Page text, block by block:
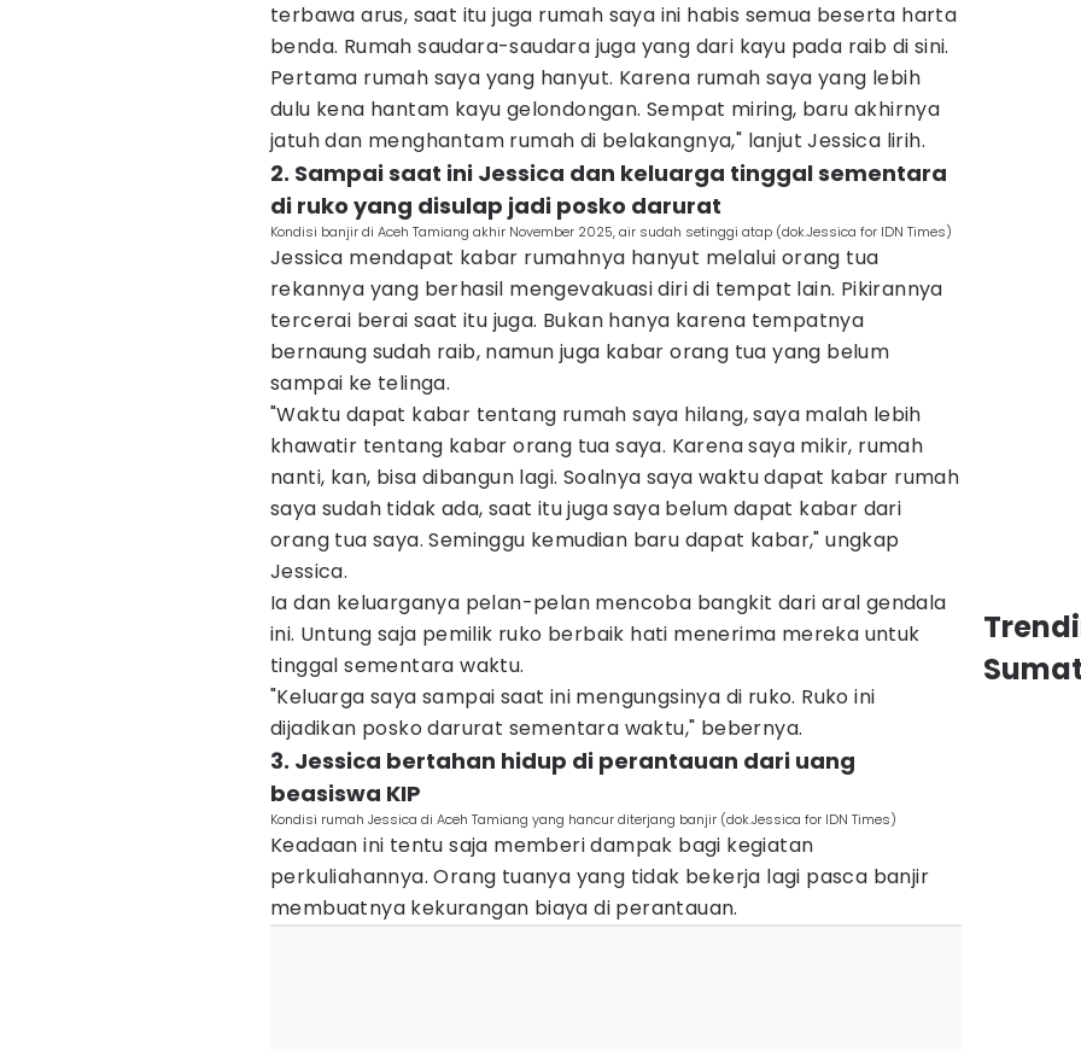
terbawa arus, saat itu juga rumah saya ini habis semua beserta harta
benda. Rumah saudara-saudara juga yang dari kayu pada raib di sini.
Pertama rumah saya yang hanyut. Karena rumah saya yang lebih
dulu kena hantam kayu gelondongan. Sempat miring, baru akhirnya
jatuh dan menghantam rumah di belakangnya," lanjut Jessica lirih.
2. Sampai saat ini Jessica dan keluarga tinggal sementara
di ruko yang disulap jadi posko darurat
Kondisi banjir di Aceh Tamiang akhir November 2025, air sudah setinggi atap (dok.Jessica for IDN Times)
Jessica mendapat kabar rumahnya hanyut melalui orang tua
rekannya yang berhasil mengevakuasi diri di tempat lain. Pikirannya
tercerai berai saat itu juga. Bukan hanya karena tempatnya
bernaung sudah raib, namun juga kabar orang tua yang belum
sampai ke telinga.
"Waktu dapat kabar tentang rumah saya hilang, saya malah lebih
khawatir tentang kabar orang tua saya. Karena saya mikir, rumah
nanti, kan, bisa dibangun lagi. Soalnya saya waktu dapat kabar rumah
saya sudah tidak ada, saat itu juga saya belum dapat kabar dari
orang tua saya. Seminggu kemudian baru dapat kabar," ungkap
Jessica.
Ia dan keluarganya pelan-pelan mencoba bangkit dari aral gendala
ini. Untung saja pemilik ruko berbaik hati menerima mereka untuk
tinggal sementara waktu.
"Keluarga saya sampai saat ini mengungsinya di ruko. Ruko ini
dijadikan posko darurat sementara waktu," bebernya.
3. Jessica bertahan hidup di perantauan dari uang
beasiswa KIP
Kondisi rumah Jessica di Aceh Tamiang yang hancur diterjang banjir (dok.Jessica for IDN Times)
Keadaan ini tentu saja memberi dampak bagi kegiatan
perkuliahannya. Orang tuanya yang tidak bekerja lagi pasca banjir
membuatnya kekurangan biaya di perantauan.